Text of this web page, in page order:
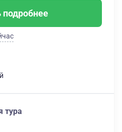
подробнее
тура